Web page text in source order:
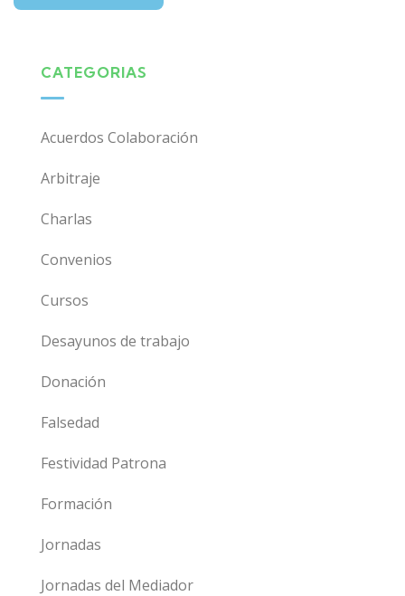
CATEGORIAS
Acuerdos Colaboración
Arbitraje
Charlas
Convenios
Cursos
Desayunos de trabajo
Donación
Falsedad
Festividad Patrona
Formación
Jornadas
Jornadas del Mediador